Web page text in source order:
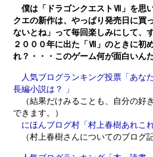
僕は「ドラゴンクエストⅦ」を思
クエの新作は、やっぱり発売日に買
ないとね」って毎回楽しみにして、
２０００年に出た「Ⅶ」のときに初
れ？・・・このゲーム何が面白いん
人気ブログランキング投票「あな
長編小説は？ 」
（結果だけみることも、自分の好
できます。）
にほんブログ村「村上春樹あれこ
（村上春樹さんについてのブログ